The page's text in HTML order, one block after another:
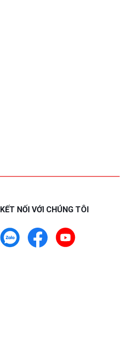
KẾT NỐI VỚI CHÚNG TÔI